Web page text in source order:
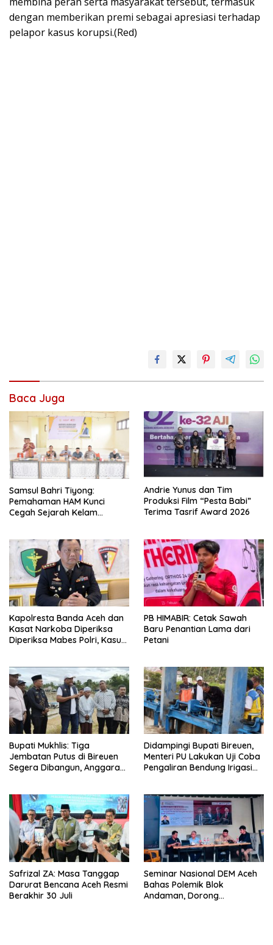
dengan memberikan premi sebagai apresiasi terhadap
pelapor kasus korupsi.(Red)
Baca Juga
Samsul Bahri Tiyong:
Pemahaman HAM Kunci
Cegah Sejarah Kelam
Andrie Yunus dan Tim
Produksi Film “Pesta Babi”
Terima Tasrif Award 2026
Kapolresta Banda Aceh dan
Kasat Narkoba Diperiksa
Diperiksa Mabes Polri, Kasus
PB HIMABIR: Cetak Sawah
Baru Penantian Lama dari
Petani
Bupati Mukhlis: Tiga
Jembatan Putus di Bireuen
Segera Dibangun, Anggaran
Didampingi Bupati Bireuen,
Menteri PU Lakukan Uji Coba
Pengaliran Bendung Irigasi
Safrizal ZA: Masa Tanggap
Darurat Bencana Aceh Resmi
Berakhir 30 Juli
Seminar Nasional DEM Aceh
Bahas Polemik Blok
Andaman, Dorong